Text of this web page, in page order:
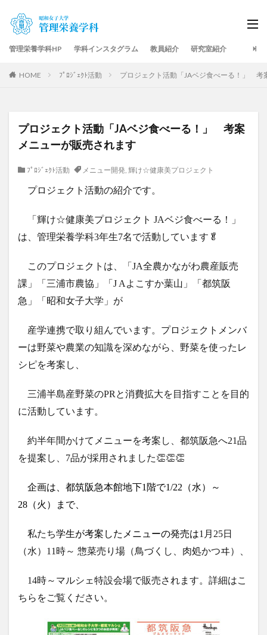
管理栄養学科HP 学科インスタグラム 教員紹介 研究室紹介
HOME ﾌﾟﾛｼﾞｪｸﾄ活動 プロジェクト活動「JAベジ食べーる！」 考
プロジェクト活動「JAベジ食べーる！」 考案
メニューが販売されます
ﾌﾟﾛｼﾞｪｸﾄ活動 メニュー開発, 輝け☆健康美プロジェクト
プロジェクト活動の紹介です。
「輝け☆健康美プロジェクト JAベジ食べーる！」
は、管理栄養学科3年生7名で活動しています🥬
このプロジェクトは、「JA全農かながわ農産販売
課」「三浦市農協」「J Aよこすか葉山」「都筑阪
急」「昭和女子大学」が
産学連携で取り組んでいます。プロジェクトメンバ
ーは野菜や農業の知識を深めながら、野菜を使ったレ
シピを考案し、
三浦半島産野菜のPRと消費拡大を目指すことを目的
に活動しています。
約半年間かけてメニューを考案し、都筑阪急へ21品
を提案し、7品が採用されました👏👏👏
企画は、都筑阪急本館地下1階で1/22（水）～
28（火）まで、
私たち学生が考案したメニューの発売は1月25日
（水）11時～ 惣菜売り場（鳥づくし、肉処かつヰ）、
14時～マルシェ特設会場で販売されます。詳細はこ
ちらをご覧ください。